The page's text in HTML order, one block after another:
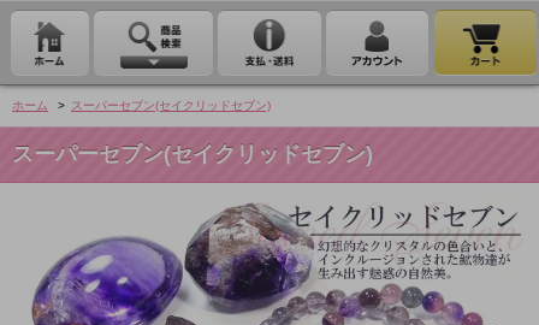
ホーム > スーパーセブン(セイクリッドセブン)
スーパーセブン(セイクリッドセブン)